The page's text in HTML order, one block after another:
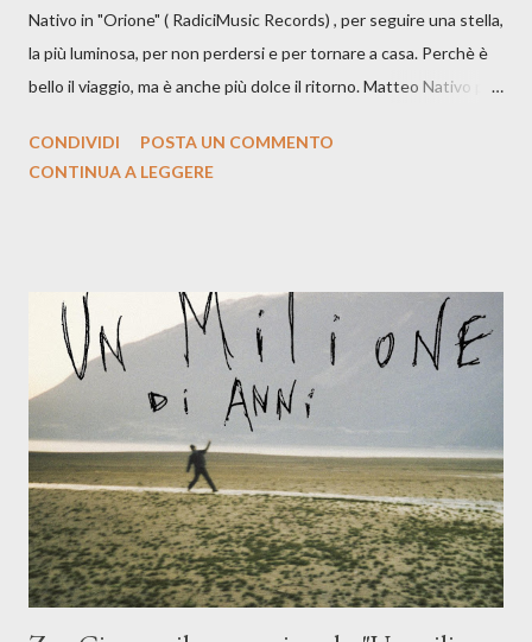
Nativo in "Orione" ( RadiciMusic Records) , per seguire una stella,
la più luminosa, per non perdersi e per tornare a casa. Perchè è
bello il viaggio, ma è anche più dolce il ritorno. Matteo Nativo per
indubbiamente matura e consapevole oltre che con ottimi
Dicevamo. Ed è da qui che il nostro inizia questo concept
musicale, con " Che ora è" , raccontando la separazione dalla
moglie, del senso di sconfitta e del caldo afoso che opprime,
giusta condizione di sopraffazione: "Non so che ora è, che giorno
è, di questa estate che...". E' raro fare uscire come singolo una
cover, ma...
CONDIVIDI
POSTA UN COMMENTO
CONTINUA A LEGGERE